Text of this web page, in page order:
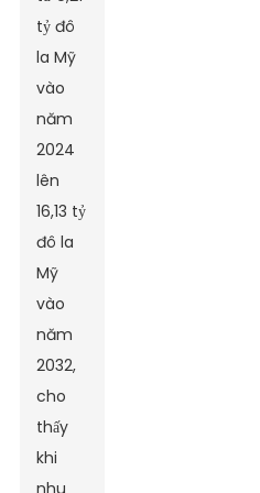
tỷ đô
la Mỹ
vào
năm
2024
lên
16,13 tỷ
đô la
Mỹ
vào
năm
2032,
cho
thấy
khi
nhu